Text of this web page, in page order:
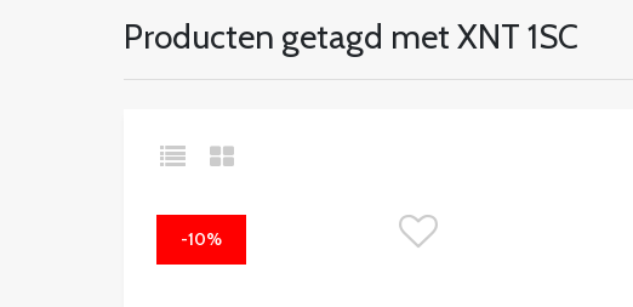
Producten getagd met XNT 1SC
-10%